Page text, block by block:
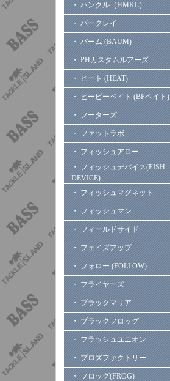
・ ハンクル（HMKL）
・ バークレイ
・ バーム (BAUM)
・ PHカスタムルアーズ
・ ヒート (HEAT)
・ ビーピーベイト (BPベイト)
・ フーターズ
・ ファットラボ
・ フィッシュアロー
・ フィッシュデバイス(FISH
DEVICE)
・ フィッシュマグネット
・ フィッシュマン
・ フィールドサイド
・ フェイズアップ
・ フォロー (FOLLOW)
・ フライヤーズ
・ ブラックマリア
・ ブラックフロッグ
・ フラッシュユニオン
・ プロズファクトリー
・ フロッグ(FROG)